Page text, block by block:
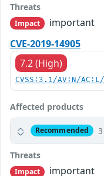
Threats
Impact
important
CVE-2019-14905
7.2 (High)
CVSS:3.1/AV:N/
Affected products
Recommended
Threats
Impact
important